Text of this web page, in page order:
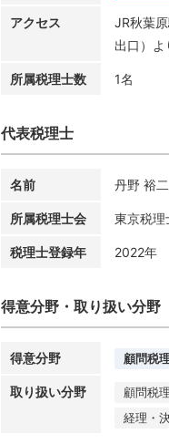
アクセス
JR秋葉
出口）
所属税理士数 1名
代表税理士
名前 丹野 裕二
所属税理士会 東京税理
税理士登録年 2022年
得意分野・取り扱い分野
得意分野 顧問税
取り扱い分野 顧問税
経理・